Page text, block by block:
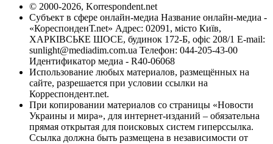
© 2000-2026, Korrespondent.net
Субъект в сфере онлайн-медиа Название онлайн-медиа -
«КореспонденТ.net» Адрес: 02091, місто Київ,
ХАРКІВСЬКЕ ШОСЕ, будинок 172-Б, офіс 208/1 E-mail:
sunlight@mediadim.com.ua Телефон: 044-205-43-00
Идентификатор медиа - R40-06068
Использование любых материалов, размещённых на
сайте, разрешается при условии ссылки на
Корреспондент.net.
При копировании материалов со страницы «Новости
Украины и мира», для интернет-изданий – обязательна
прямая открытая для поисковых систем гиперссылка.
Ссылка должна быть размещена в независимости от